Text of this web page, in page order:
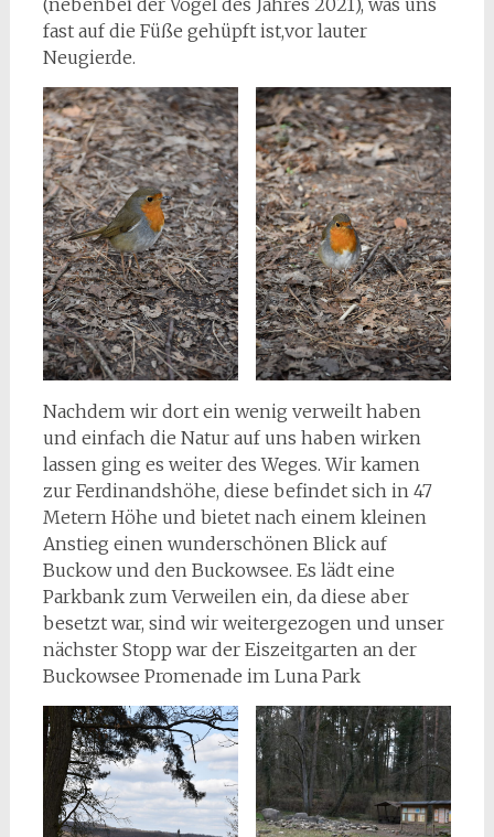
(nebenbei der Vogel des Jahres 2021), was uns
fast auf die Füße gehüpft ist,vor lauter
Neugierde.
Nachdem wir dort ein wenig verweilt haben
und einfach die Natur auf uns haben wirken
lassen ging es weiter des Weges. Wir kamen
zur Ferdinandshöhe, diese befindet sich in 47
Metern Höhe und bietet nach einem kleinen
Anstieg einen wunderschönen Blick auf
Buckow und den Buckowsee. Es lädt eine
Parkbank zum Verweilen ein, da diese aber
besetzt war, sind wir weitergezogen und unser
nächster Stopp war der Eiszeitgarten an der
Buckowsee Promenade im Luna Park